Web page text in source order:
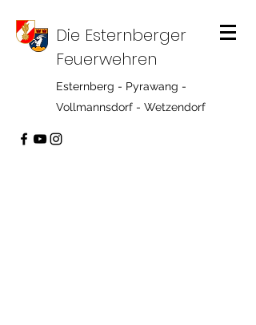
Die Esternberger
Feuerwehren
Esternberg - Pyrawang -
Vollmannsdorf - Wetzendorf